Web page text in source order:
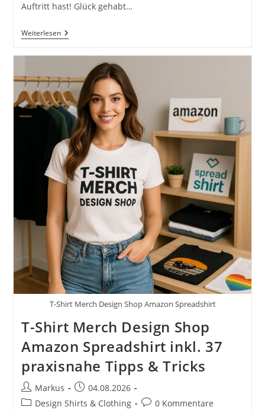
Auftritt hast! Glück gehabt…
WeiterlesenDEIN
Online
Als
Nie
Gesehen.
Wie
Werde
Ich
Im
Internet
Sichtbar?!:
Starte
Mit
Social
Media
Für
Erfolg
Durch
Deinen
Online
Auftritt
Und
Mehr
Sichtbarkeit
T-Shirt Merch Design Shop Amazon Spreadshirt
T-Shirt Merch Design Shop
Amazon Spreadshirt inkl. 37
praxisnahe Tipps & Tricks
Beitrags-
Autor:
Markus
Beitrag
veröffentlicht:
04.08.2026
Beitrags-
Design Shirts & Clothing
Beitrags-
0 Kommentare